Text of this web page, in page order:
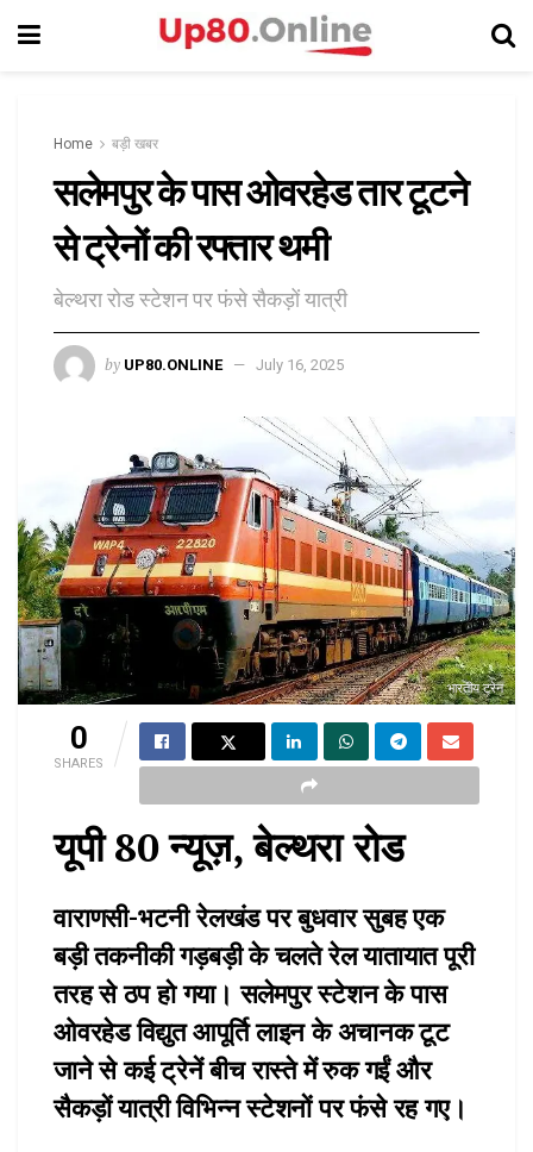
Home बड़ी खबर
सलेमपुर के पास ओवरहेड तार टूटने
से ट्रेनों की रफ्तार थमी
बेल्थरा रोड स्टेशन पर फंसे सैकड़ों यात्री
by UP80.ONLINE July 16, 2025
भारतीय ट्रेन
0
SHARES
यूपी 80 न्यूज़, बेल्थरा रोड
वाराणसी-भटनी रेलखंड पर बुधवार सुबह एक
बड़ी तकनीकी गड़बड़ी के चलते रेल यातायात पूरी
तरह से ठप हो गया। सलेमपुर स्टेशन के पास
ओवरहेड विद्युत आपूर्ति लाइन के अचानक टूट
जाने से कई ट्रेनें बीच रास्ते में रुक गईं और
सैकड़ों यात्री विभिन्न स्टेशनों पर फंसे रह गए।